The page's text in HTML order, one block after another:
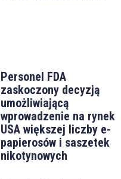
Personel FDA
zaskoczony decyzją
umożliwiającą
wprowadzenie na rynek
USA większej liczby e-
papierosów i saszetek
nikotynowych